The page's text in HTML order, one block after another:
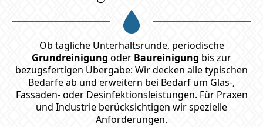
Ob tägliche Unterhaltsrunde, periodische
Grundreinigung oder Baureinigung bis zur
bezugsfertigen Übergabe: Wir decken alle typischen
Bedarfe ab und erweitern bei Bedarf um Glas-,
Fassaden- oder Desinfektionsleistungen. Für Praxen
und Industrie berücksichtigen wir spezielle
Anforderungen.